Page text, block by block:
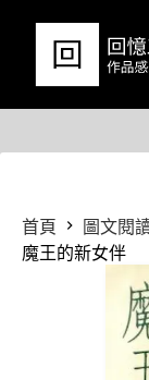
首頁
圖文閱
魔王的新女伴